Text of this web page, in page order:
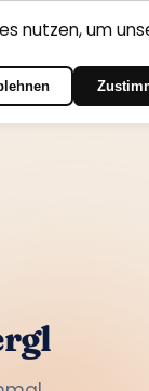
Login
nutzen, um